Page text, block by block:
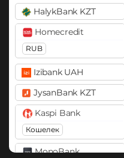
Cosmos (ATOM)
Cronos (CRO)
DAI
ERC20
DASH
Decentraland (MANA)
Dogecoin (DOGE)
DOGE
HalykBank KZT
Homecredit
RUB
Izibank UAH
JysanBank KZT
Kaspi Bank
Кошелек
MonoBank